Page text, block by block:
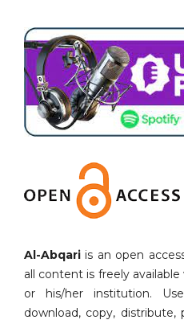
Al-Abqari is an open
all content is freely
or his/her institution.
download, copy,